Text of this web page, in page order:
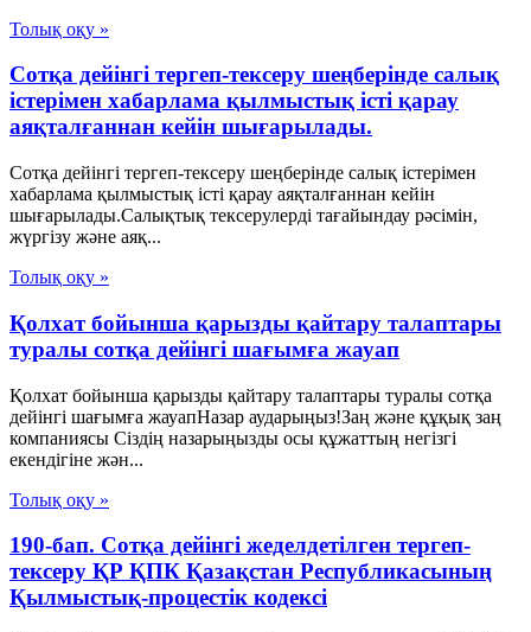
Толық оқу »
Сотқа дейінгі тергеп-тексеру шеңберінде салық
істерімен хабарлама қылмыстық істі қарау
аяқталғаннан кейін шығарылады.
Сотқа дейінгі тергеп-тексеру шеңберінде салық істерімен
хабарлама қылмыстық істі қарау аяқталғаннан кейін
шығарылады.Салықтық тексерулерді тағайындау рәсімін,
жүргізу және аяқ...
Толық оқу »
Қолхат бойынша қарызды қайтару талаптары
туралы сотқа дейінгі шағымға жауап
Қолхат бойынша қарызды қайтару талаптары туралы сотқа
дейінгі шағымға жауапНазар аударыңыз!Заң және құқық заң
компаниясы Сіздің назарыңызды осы құжаттың негізгі
екендігіне жән...
Толық оқу »
190-бап. Сотқа дейінгі жеделдетілген тергеп-
тексеру ҚР ҚПК Қазақстан Республикасының
Қылмыстық-процестік кодексi